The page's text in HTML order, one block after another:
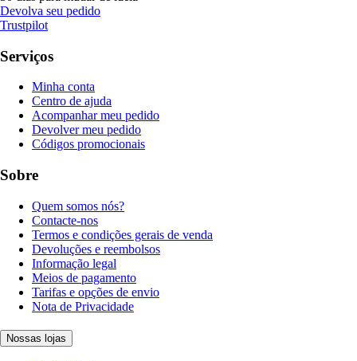
Devolva seu pedido
Trustpilot
Serviços
Minha conta
Centro de ajuda
Acompanhar meu pedido
Devolver meu pedido
Códigos promocionais
Sobre
Quem somos nós?
Contacte-nos
Termos e condições gerais de venda
Devoluções e reembolsos
Informação legal
Meios de pagamento
Tarifas e opções de envio
Nota de Privacidade
Nossas lojas